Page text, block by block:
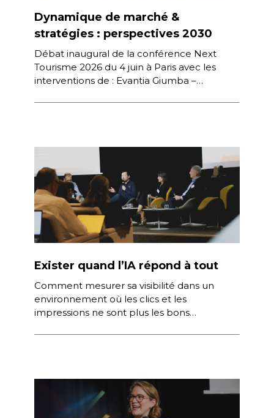
Dynamique de marché &
stratégies : perspectives 2030
Débat inaugural de la conférence Next
Tourisme 2026 du 4 juin à Paris avec les
interventions de : Evantia Giumba –
Exister quand l’IA répond à tout
Comment mesurer sa visibilité dans un
environnement où les clics et les
impressions ne sont plus les bons